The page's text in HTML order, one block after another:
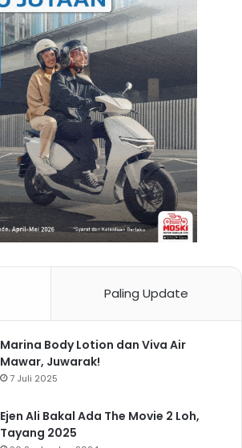
Paling Update
Marina Body Lotion dan Viva Air
Mawar, Juwarak!
7 Juli 2025
Ejen Ali Bakal Ada The Movie 2 Loh,
Tayang 2025